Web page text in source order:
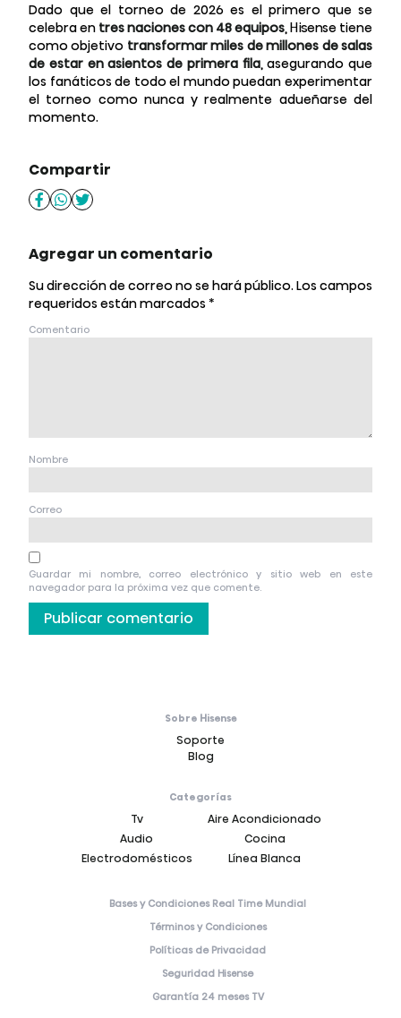
Dado que el torneo de 2026 es el primero que se
celebra en tres naciones con 48 equipos, Hisense tiene
como objetivo transformar miles de millones de salas
de estar en asientos de primera fila, asegurando que
los fanáticos de todo el mundo puedan experimentar
el torneo como nunca y realmente adueñarse del
momento.
Compartir
Agregar un comentario
Su dirección de correo no se hará público. Los campos
requeridos están marcados *
Comentario
Nombre
Correo
Guardar mi nombre, correo electrónico y sitio web en este
navegador para la próxima vez que comente.
Sobre Hisense
Soporte
Blog
Categorías
Tv
Aire Acondicionado
Audio
Cocina
Electrodomésticos
Línea Blanca
Bases y Condiciones Real Time Mundial
Términos y Condiciones
Políticas de Privacidad
Seguridad Hisense
Garantía 24 meses TV